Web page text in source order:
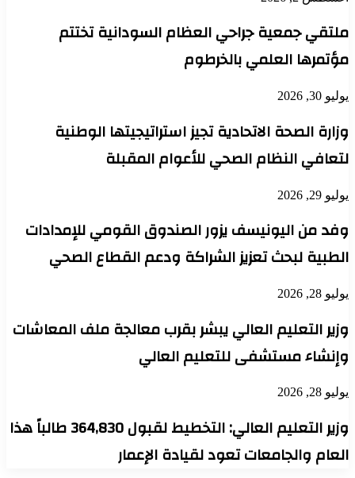
ملتقي جمعية جراحي العظام السودانية تختتم
مؤتمرها العلمي بالخرطوم
يوليو 30, 2026
وزارة الصحة الاتحادية تجيز استراتيجيتها الوطنية
لتعافي النظام الصحي للأعوام المقبلة
يوليو 29, 2026
وفد من اليونيسف يزور الصندوق القومي للإمدادات
الطبية لبحث تعزيز الشراكة ودعم القطاع الصحي
يوليو 28, 2026
وزير التعليم العالي يبشر بقرب معالجة ملف المعاشات
وإنشاء مستشفى للتعليم العالي
يوليو 28, 2026
وزير التعليم العالي: التخطيط لقبول 364,830 طالباً هذا
العام والجامعات تعود لقيادة الإعمار